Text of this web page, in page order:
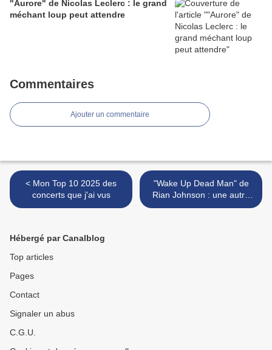
"Aurore" de Nicolas Leclerc : le grand
méchant loup peut attendre
Commentaires
Ajouter un commentaire
< Mon Top 10 2025 des
concerts que j'ai vus
"Wake Up Dead Man" de
Rian Johnson : une autre
sorte de « miracle » >
Hébergé par Canalblog
Top articles
Pages
Contact
Signaler un abus
C.G.U.